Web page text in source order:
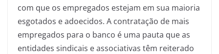
com que os empregados estejam em sua maioria
esgotados e adoecidos. A contratação de mais
empregados para o banco é uma pauta que as
entidades sindicais e associativas têm reiterado